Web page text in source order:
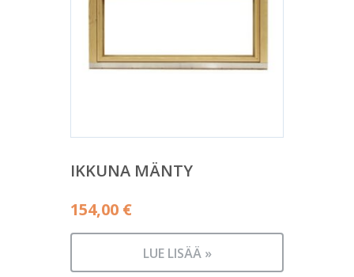
IKKUNA MÄNTY
154,00 €
LUE LISÄÄ »